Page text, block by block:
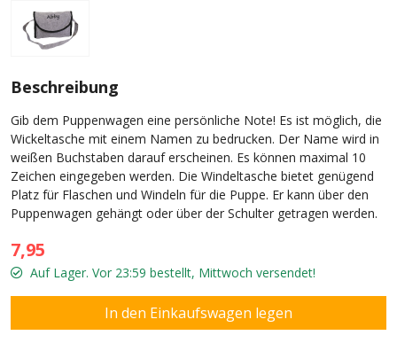
Beschreibung
Gib dem Puppenwagen eine persönliche Note! Es ist möglich, die
Wickeltasche mit einem Namen zu bedrucken. Der Name wird in
weißen Buchstaben darauf erscheinen. Es können maximal 10
Zeichen eingegeben werden. Die Windeltasche bietet genügend
Platz für Flaschen und Windeln für die Puppe. Er kann über den
Puppenwagen gehängt oder über der Schulter getragen werden.
7,95
Auf Lager. Vor 23:59 bestellt, Mittwoch versendet!